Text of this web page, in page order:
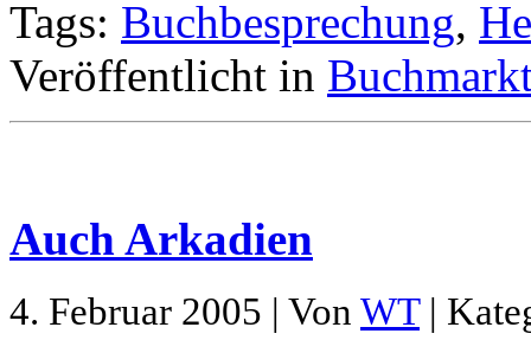
Tags: Buchbesprechung,
Veröffentlicht in
Auch Arkadien
4. Februar 2005 | Von WT|